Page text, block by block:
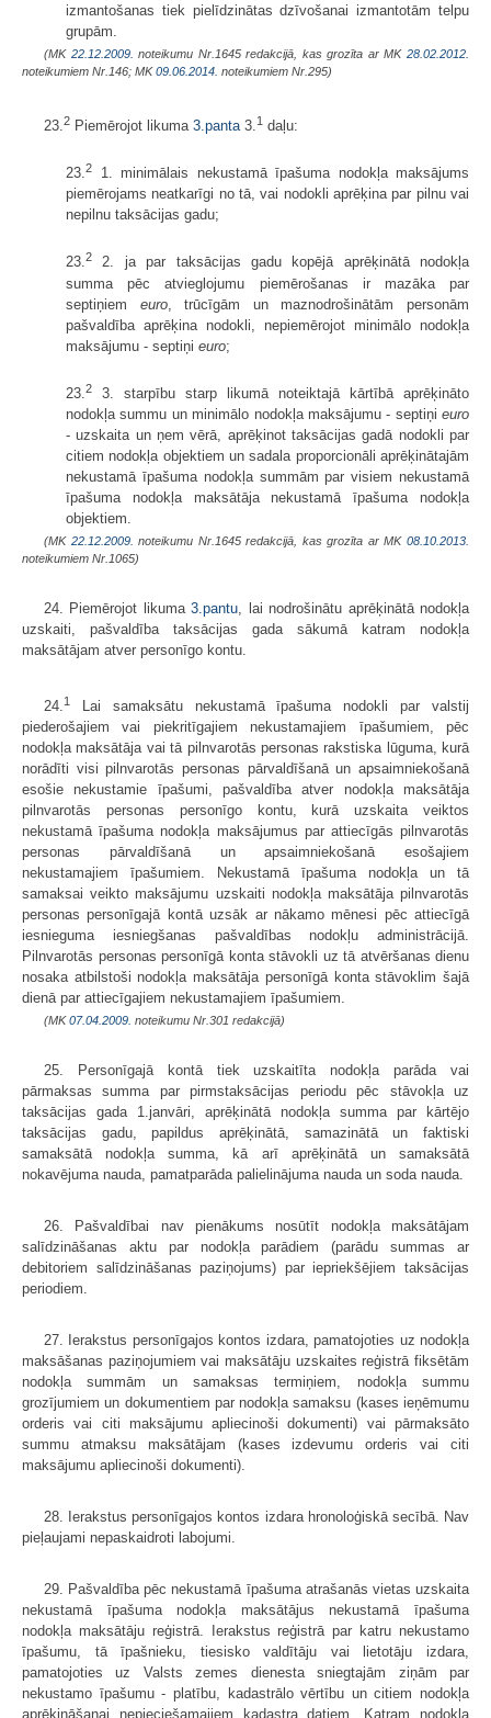
izmantošanas tiek pielīdzinātas dzīvošanai izmantotām telpu
grupām.
(MK 22.12.2009. noteikumu Nr.1645 redakcijā, kas grozīta ar MK28.02.2012.
noteikumiem Nr.146; MK09.06.2014. noteikumiem Nr.295)
23.2 Piemērojot likuma 3.panta3.1 daļu:
23.2
1. minimālais nekustamā īpašuma nodokļa maksājums
piemērojams neatkarīgi no tā, vai nodokli aprēķina par pilnu vai
nepilnu taksācijas gadu;
23.2
2. ja par taksācijas gadu kopējā aprēķinātā nodokļa
summa pēc atvieglojumu piemērošanas ir mazāka par
septiņiem euro, trūcīgām un maznodrošinātām personām
pašvaldība aprēķina nodokli, nepiemērojot minimālo nodokļa
maksājumu - septiņi euro;
23.2
3. starpību starp likumā noteiktajā kārtībā aprēķināto
nodokļa summu un minimālo nodokļa maksājumu - septiņi euro
- uzskaita un ņem vērā, aprēķinot taksācijas gadā nodokli par
citiem nodokļa objektiem un sadala proporcionāli aprēķinātajām
nekustamā īpašuma nodokļa summām par visiem nekustamā
īpašuma nodokļa maksātāja nekustamā īpašuma nodokļa
objektiem.
(MK 22.12.2009. noteikumu Nr.1645 redakcijā, kas grozīta ar MK08.10.2013.
noteikumiem Nr.1065)
24. Piemērojot likuma3.pantu, lai nodrošinātu aprēķinātā nodokļa
uzskaiti, pašvaldība taksācijas gada sākumā katram nodokļa
maksātājam atver personīgo kontu.
24.1
Lai samaksātu nekustamā īpašuma nodokli par valstij
piederošajiem vai piekritīgajiem nekustamajiem īpašumiem, pēc
nodokļa maksātāja vai tā pilnvarotās personas rakstiska lūguma, kurā
norādīti visi pilnvarotās personas pārvaldīšanā un apsaimniekošanā
esošie nekustamie īpašumi, pašvaldība atver nodokļa maksātāja
pilnvarotās personas personīgo kontu, kurā uzskaita veiktos
nekustamā īpašuma nodokļa maksājumus par attiecīgās pilnvarotās
personas pārvaldīšanā un apsaimniekošanā esošajiem
nekustamajiem īpašumiem. Nekustamā īpašuma nodokļa un tā
samaksai veikto maksājumu uzskaiti nodokļa maksātāja pilnvarotās
personas personīgajā kontā uzsāk ar nākamo mēnesi pēc attiecīgā
iesnieguma iesniegšanas pašvaldības nodokļu administrācijā.
Pilnvarotās personas personīgā konta stāvokli uz tā atvēršanas dienu
nosaka atbilstoši nodokļa maksātāja personīgā konta stāvoklim šajā
dienā par attiecīgajiem nekustamajiem īpašumiem.
(MK07.04.2009. noteikumu Nr.301 redakcijā)
25. Personīgajā kontā tiek uzskaitīta nodokļa parāda vai
pārmaksas summa par pirmstaksācijas periodu pēc stāvokļa uz
taksācijas gada 1.janvāri, aprēķinātā nodokļa summa par kārtējo
taksācijas gadu, papildus aprēķinātā, samazinātā un faktiski
samaksātā nodokļa summa, kā arī aprēķinātā un samaksātā
nokavējuma nauda, pamatparāda palielinājuma nauda un soda nauda.
26. Pašvaldībai nav pienākums nosūtīt nodokļa maksātājam
salīdzinā­šanas aktu par nodokļa parādiem (parādu summas ar
debitoriem salīdzināšanas paziņojums) par iepriekšējiem taksācijas
periodiem.
27. Ierakstus personīgajos kontos izdara, pamatojoties uz nodokļa
maksā­šanas paziņojumiem vai maksātāju uzskaites reģistrā fiksētām
nodokļa summām un samaksas termiņiem, nodokļa summu
grozījumiem un dokumentiem par nodokļa samaksu (kases ieņēmumu
orderis vai citi maksājumu apliecinoši doku­menti) vai pārmaksāto
summu atmaksu maksātājam (kases izdevumu orderis vai citi
maksājumu apliecinoši dokumenti).
28. Ierakstus personīgajos kontos izdara hronoloģiskā secībā. Nav
pieļaujami nepaskaidroti labojumi.
29. Pašvaldība pēc nekustamā īpašuma atrašanās vietas uzskaita
nekustamā īpašuma nodokļa maksātājus nekustamā īpašuma
nodokļa maksātāju reģistrā. Ierakstus reģistrā par katru nekustamo
īpašumu, tā īpašnieku, tiesisko valdītāju vai lietotāju izdara,
pamatojoties uz Valsts zemes dienesta sniegtajām ziņām par
nekustamo īpašumu - platību, kadastrālo vērtību un citiem nodokļa
aprēķināšanai nepieciešamajiem kadastra datiem. Katram nodokļa